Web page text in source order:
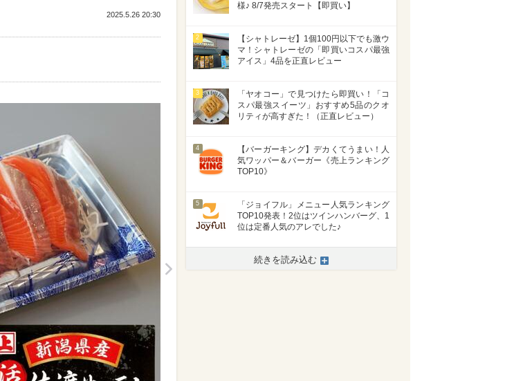
2025.5.26 20:30
様♪ 8/7発売スタート【即買い】
2
【シャトレーゼ】1個100円以下でも激ウ
マ！シャトレーゼの「即買いコスパ最強
アイス」4品を正直レビュー
3
「ヤオコー」で見つけたら即買い！「コ
スパ最強スイーツ」おすすめ5品のクオ
リティが高すぎた！（正直レビュー）
4
【バーガーキング】デカくてうまい！人
気ワッパー＆バーガー《売上ランキング
TOP10》
5
「ジョイフル」メニュー人気ランキング
TOP10発表！2位はツインハンバーグ、1
位は定番人気のアレでした♪
続きを読み込む